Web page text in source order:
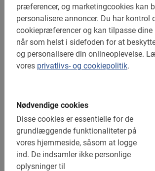
præferencer, og marketingcookies kan
personalisere annoncer. Du har kontrol
cookiepræferencer og kan tilpasse
når som helst i sidefoden for at
og personalisere din onlineoplevelse.
vores privatlivs- og cookiepolitik.
Nødvendige cookies
Disse cookies er essentielle for de
grundlæggende funktionaliteter på
vores hjemmeside, såsom at logge
ind. De indsamler ikke personlige
oplysninger til
En guidet vandretur med en lokal guide
måde at se og udforske de skjulte steder i
hippe kvarterer, lær byens historier at
af, hvordan de lokale lever. Afhængigt af
kan du også vælge specialiserede ture
Vores guidede
er en fornøjelig og
underholdende